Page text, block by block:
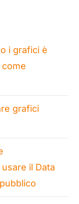
i grafici è
grafici
il Data